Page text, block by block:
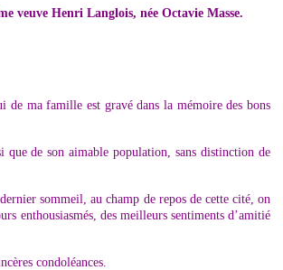
veuve Henri Langlois, née Octavie Masse.
de ma famille est gravé dans la mémoire des bons
que de son aimable population, sans distinction de
sommeil, au champ de repos de cette cité, on
enthousiasmés, des meilleurs sentiments d’amitié
condoléances.